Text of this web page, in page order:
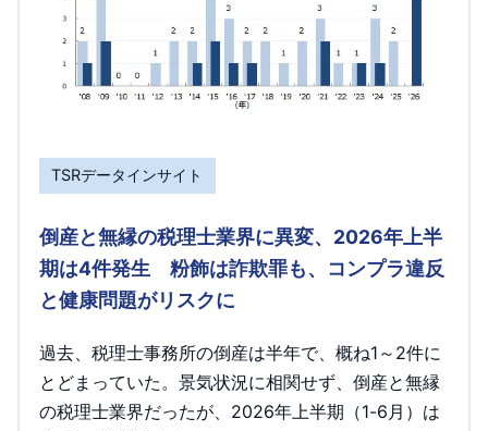
TSRデータインサイト
倒産と無縁の税理士業界に異変、2026年上半
期は4件発生 粉飾は詐欺罪も、コンプラ違反
と健康問題がリスクに
過去、税理士事務所の倒産は半年で、概ね1～2件に
とどまっていた。景気状況に相関せず、倒産と無縁
の税理士業界だったが、2026年上半期（1-6月）は